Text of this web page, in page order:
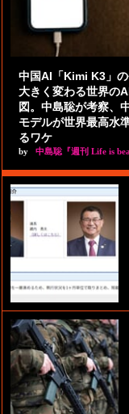
中国AI「Kimi K3」
大きく変わる世界の
図。中島聡が考察、
モデルが世界最高水
るワケ
by 中島聡『週刊 Life is